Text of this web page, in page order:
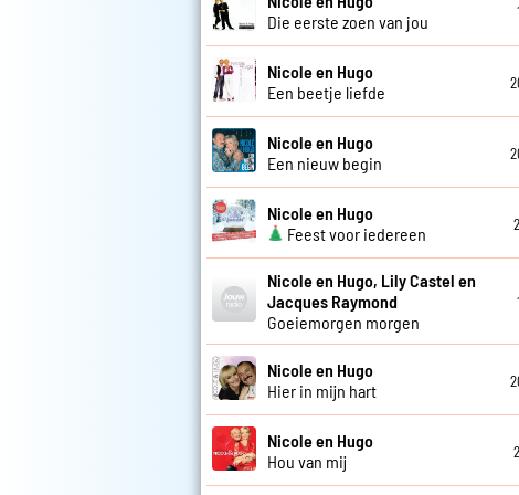
Die eerste zoen van jou
Nicole en Hugo
Een beetje liefde
Nicole en Hugo
Een nieuw begin
Nicole en Hugo
Feest voor iedereen
Nicole en Hugo, Lily Castel en
Jacques Raymond
Goeiemorgen morgen
Nicole en Hugo
Hier in mijn hart
Nicole en Hugo
Hou van mij